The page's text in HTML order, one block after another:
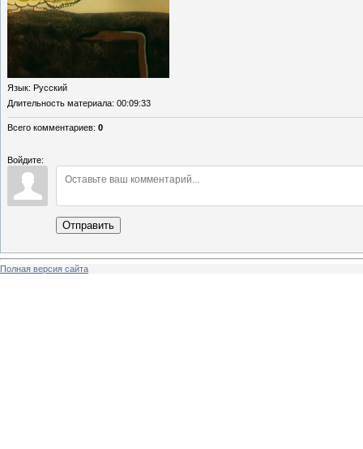
Язык: Русский
Длительность материала: 00:09:33
Всего комментариев: 0
Войдите:
Отправить
Полная версия сайта